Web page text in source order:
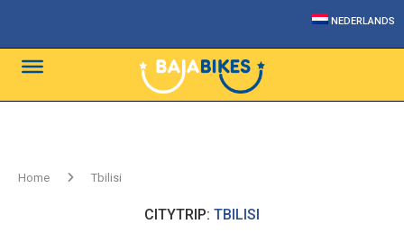
NEDERLANDS
Home Tbilisi
CITYTRIP: TBILISI